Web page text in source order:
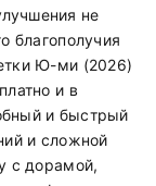
не
благополучия
Ю-ми (2026)
и в
и быстрый
и сложной
с дорамой,